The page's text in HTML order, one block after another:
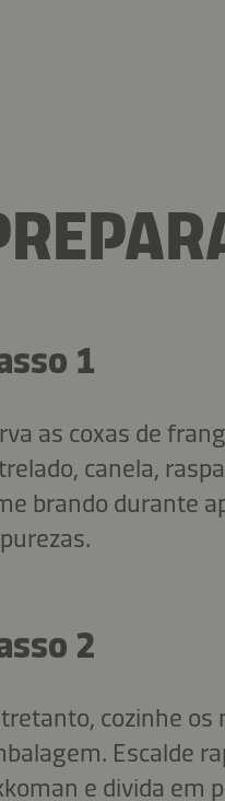
1
as coxas de
canela,
brando durante
2
cozinhe os
Escalde
e divida em